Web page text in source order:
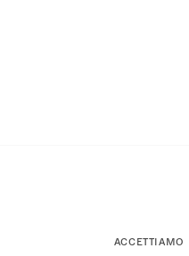
ACCETTIAMO